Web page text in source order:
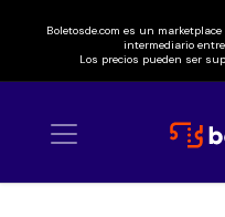
Boletosde.com es un
intermediario
Los precios pueden ser